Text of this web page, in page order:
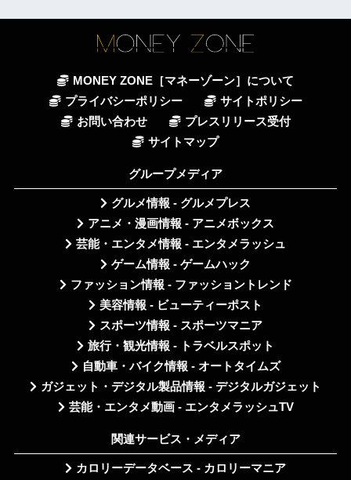
MONEY ZONE［マネーゾーン］について
プライバシーポリシー
サイトポリシー
お問い合わせ
プレスリリース受付
サイトマップ
グループメディア
グルメ情報 - グルメプレス
アニメ・漫画情報 - アニメボックス
芸能・エンタメ情報 - エンタメラッシュ
ゲーム情報 - ゲームハック
ファッション情報 - ファッショントレンド
美容情報 - ビューティーポスト
スポーツ情報 - スポーツマニア
旅行・観光情報 - トラベルスポット
自動車・バイク情報 - オートタイムズ
ガジェット・デジタル製品情報 - デジタルガジェット
芸能・エンタメ動画 - エンタメラッシュTV
関連サービス・メディア
カロリーデータベース - カロリーマニア